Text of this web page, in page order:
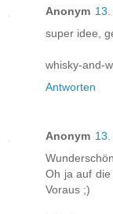
Anonym
super idee,
whisky-and-
Antworten
Anonym
Oh ja auf
Voraus ;)